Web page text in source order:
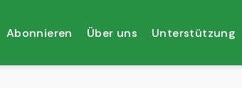
Abonnieren Über uns Unterstützung